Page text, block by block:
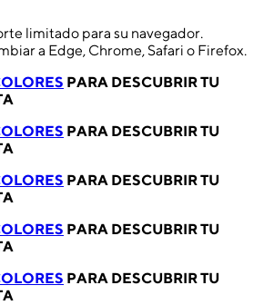
limitado para su navegador.
a Edge, Chrome, Safari o Firefox.
PARA DESCUBRIR TU
PARA DESCUBRIR TU
PARA DESCUBRIR TU
PARA DESCUBRIR TU
PARA DESCUBRIR TU